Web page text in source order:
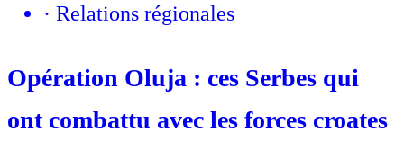
· Relations régionales
Opération Oluja : ces Serbes qui
ont combattu avec les forces croates